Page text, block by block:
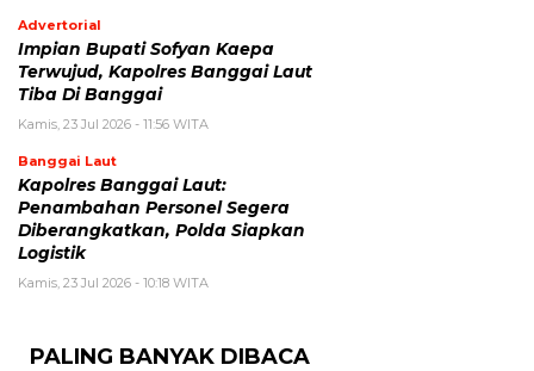
Advertorial
Impian Bupati Sofyan Kaepa
Terwujud, Kapolres Banggai Laut
Tiba Di Banggai
Kamis, 23 Jul 2026 - 11:56 WITA
Banggai Laut
Kapolres Banggai Laut:
Penambahan Personel Segera
Diberangkatkan, Polda Siapkan
Logistik
Kamis, 23 Jul 2026 - 10:18 WITA
PALING BANYAK DIBACA